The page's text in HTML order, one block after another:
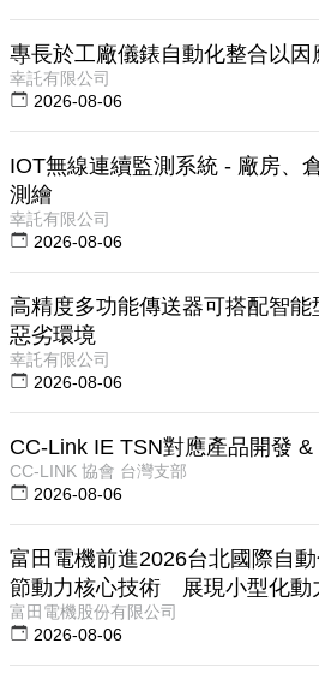
專長於工廠儀錶自動化整合以
幸託有限公司
2026-08-06
IOT無線連續監測系統 - 廠房、
測繪
幸託有限公司
2026-08-06
高精度多功能傳送器可搭配智
惡劣環境
幸託有限公司
2026-08-06
CC-Link IE TSN對應產品開發
CC-LINK 協會 台灣支部
2026-08-06
富田電機前進2026台北國際自
節動力核心技術 展現小型化動
富田電機股份有限公司
2026-08-06